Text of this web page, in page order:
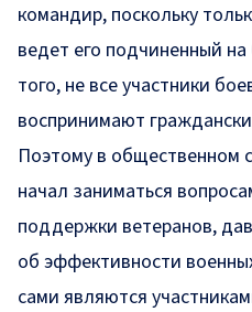
командир, поскольку
ведет его подчиненный
того, не все участники
воспринимают
Поэтому в общественном
начал заниматься
поддержки ветеранов,
об эффективности
сами являются